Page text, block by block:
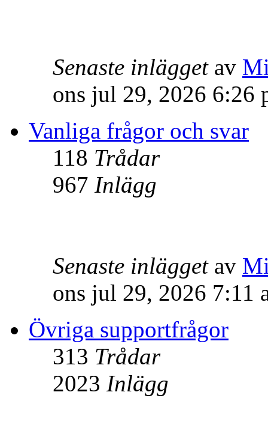
Senaste inläggetav
ons jul 29, 2026 6:26
Vanliga frågor och svar
118 Trådar
967 Inlägg
Senaste inläggetav
ons jul 29, 2026 7:11
Övriga supportfrågor
313 Trådar
2023 Inlägg